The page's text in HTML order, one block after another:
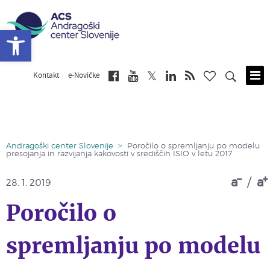
Kontakt e-Novičke
Andragoški center Slovenije >
Poročilo o spremljanju po modelu
presojanja in razvijanja kakovosti v središčih ISIO v letu 2017
a / a
28. 1. 2019
Poročilo o
spremljanju po modelu
Open toolbar